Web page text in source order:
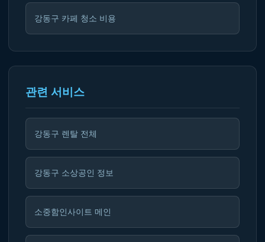
강동구 카페 청소 비용
관련 서비스
강동구 렌탈 전체
강동구 소상공인 정보
소중함인사이트 메인